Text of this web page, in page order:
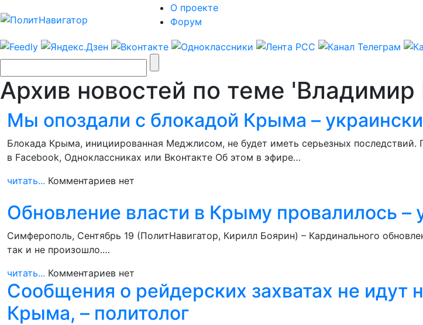
О проекте
Форум
Архив новостей по теме 'Владимир
Мы опоздали с блокадой Крыма –
Блокада Крыма, инициированная Меджлисом, не будет иметь серьезных последствий.
в Facebook, Одноклассниках или Вконтакте Об этом в эфире…
читать... Комментариев нет
Обновление власти в Крыму провалилось –
Симферополь, Сентябрь 19 (ПолитНавигатор, Кирилл Боярин) – Кардинального
так и не произошло.…
читать... Комментариев нет
Сообщения о рейдерских захватах не идут
Крыма, – политолог